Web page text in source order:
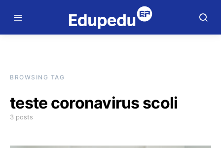
BROWSING TAG
teste coronavirus scoli
3 posts